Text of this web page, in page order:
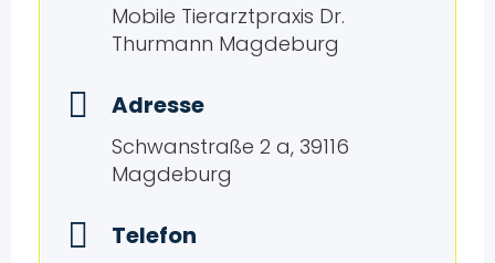
Mobile Tierarztpraxis Dr.
Thurmann Magdeburg
Adresse
Schwanstraße 2 a, 39116
Magdeburg
Telefon